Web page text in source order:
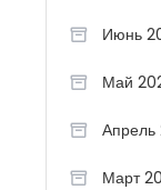
Июнь
Май
Апрель
Март